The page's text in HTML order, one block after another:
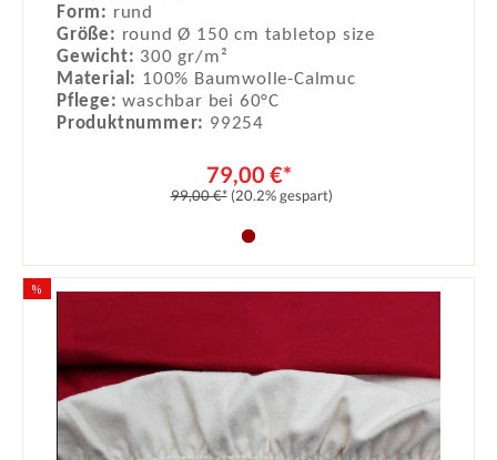
Form: rund
Größe: round Ø 150 cm tabletop size
Gewicht: 300 gr/m²
Material: 100% Baumwolle-Calmuc
Pflege:waschbar bei 60°C
Produktnummer: 99254
79,00 €*
99,00 €* (20.2% gespart)
%